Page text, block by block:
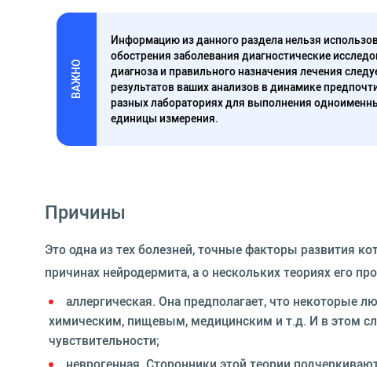
ВАЖНО
Информацию из данного раздела нельзя
обострения заболевания диагностические
диагноза и правильного назначения лечения
результатов ваших анализов в динамике
разных лабораториях для выполнения
единицы измерения.
Причины
Это одна из тех болезней, точные факторы развития
причинах нейродермита, а о нескольких теориях его
аллергическая. Она предполагает, что
химическим, пищевым, медицинским и т.д. И в этом
чувствительности;